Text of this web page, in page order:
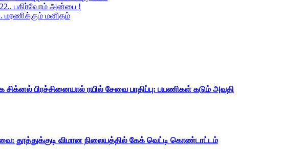
பகிர்வோம் அன்பை !
மரணிக்கும் மனிதம்
சிக்னல் பிரச்சினையால் ரயில் சேவை பாதிப்பு: பயணிகள் கடும் அவதி
தூத்துக்குடி விமான நிலையத்தில் கேக் வெட்டி கொண்டாட்டம்